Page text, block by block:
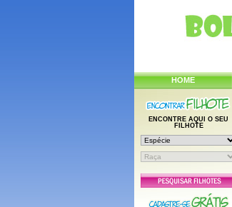
HOME
ENCONTRE AQUI O SEU
FILHOTE